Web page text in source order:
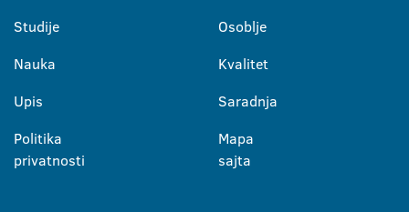
Studije
Nauka
Upis
Politika
privatnosti
Osoblje
Kvalitet
Saradnja
Mapa
sajta